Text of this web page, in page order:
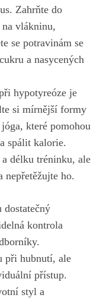
Zahrňte do⁤
vlákninu,
se potravinám​ se
a nasycených
hypotyreóze je
si mírnější formy
které pomohou⁤
spálit⁣ kalorie.
délku tréninku,‌ ale
nepřetěžujte ho.
kontrola
při hubnutí, ale
přístup.
styl⁤ a